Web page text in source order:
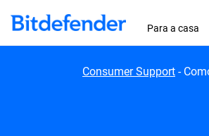
Skip to content
Para a casa
Consumer Support -